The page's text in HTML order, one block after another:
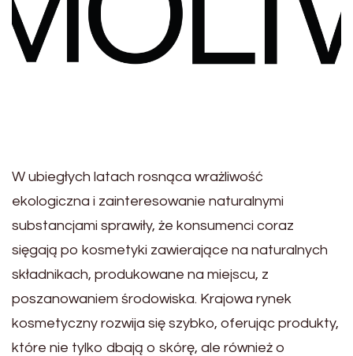
W ubiegłych latach rosnąca wrażliwość
ekologiczna i zainteresowanie naturalnymi
substancjami sprawiły, że konsumenci coraz
sięgają po kosmetyki zawierające na naturalnych
składnikach, produkowane na miejscu, z
poszanowaniem środowiska. Krajowa rynek
kosmetyczny rozwija się szybko, oferując produkty,
które nie tylko dbają o skórę, ale również o